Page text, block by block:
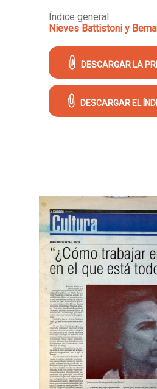
Índice general
Nieves Battistoni y
DESCARGAR LA
DESCARGAR EL